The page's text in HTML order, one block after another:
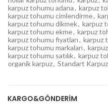
karpuz tohumu adana, karpuz
karpuz tohumu cimlendirme,
karpuz tohumu dikmek, karpuz
karpuz tohumu ekme, karpuz
karpuz tohumu fiyatları, karpuz
karpuz tohumu markaları,
karpuz tohumu satılık, karpuz
organik karpuz, Standart Karpuz
KARGO&GÖNDERIM